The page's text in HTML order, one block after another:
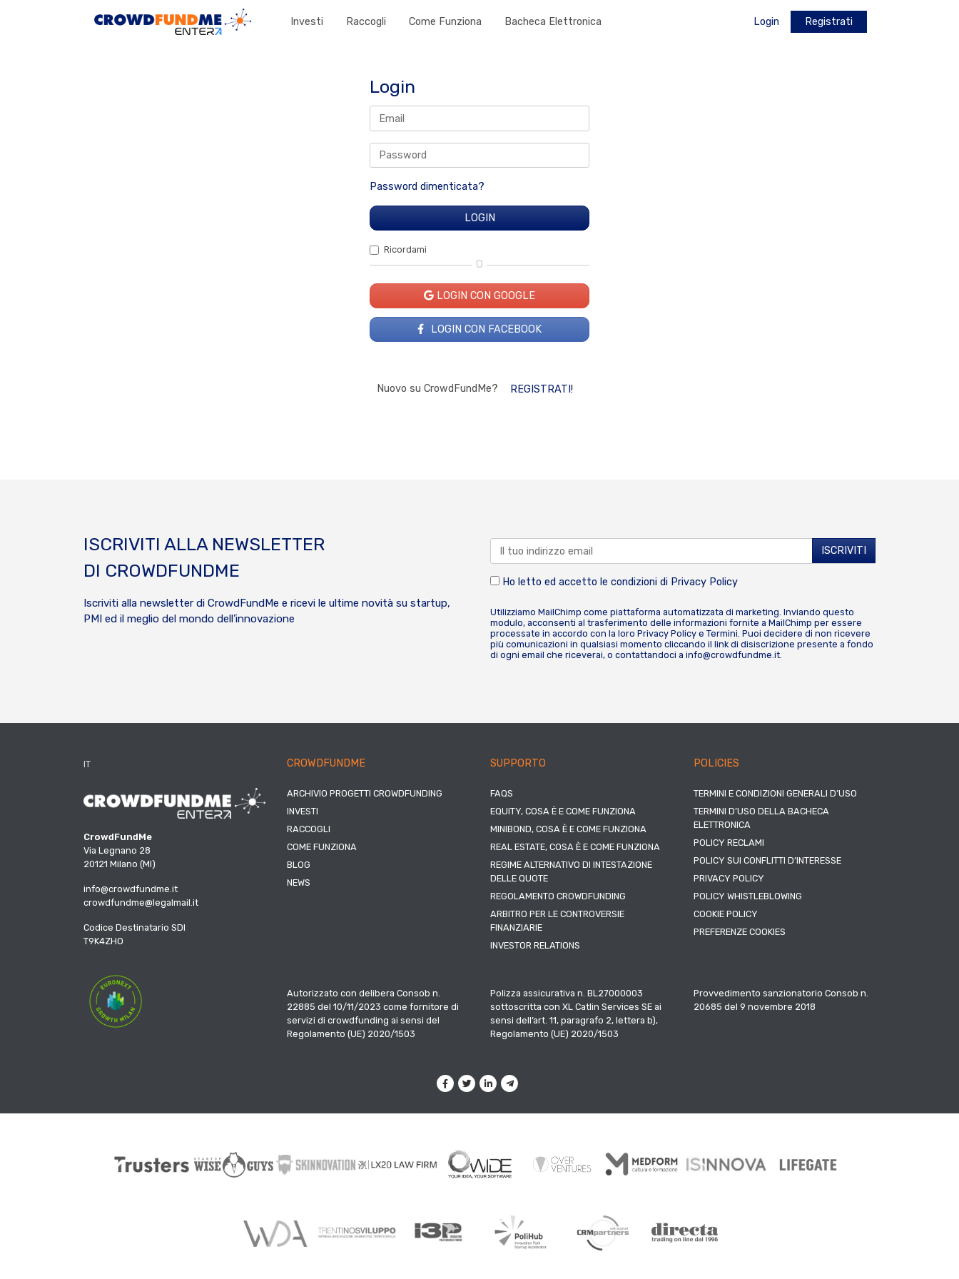
Investi Raccogli Come Funziona Bacheca Elettronica Login Registrati
Login
Password dimenticata?
Ricordami
O
LOGIN CON GOOGLE
LOGIN CON FACEBOOK
Nuovo su CrowdFundMe? REGISTRATI!
ISCRIVITI ALLA NEWSLETTER
DI CROWDFUNDME
Iscriviti alla newsletter di CrowdFundMe e ricevi le ultime novità su startup,
PMI ed il meglio del mondo dell’innovazione
Ho letto ed accetto le condizioni di Privacy Policy
Utilizziamo MailChimp come piattaforma automatizzata di marketing. Inviando questo
modulo, acconsenti al trasferimento delle informazioni fornite a MailChimp per essere
processate in accordo con la loro Privacy Policy e Termini. Puoi decidere di non ricevere
più comunicazioni in qualsiasi momento cliccando il link di disiscrizione presente a fondo
di ogni email che riceverai, o contattandoci a info@crowdfundme.it.
IT
CrowdFundMe
Via Legnano 28
20121 Milano (MI)
info@crowdfundme.it
crowdfundme@legalmail.it
Codice Destinatario SDI
T9K4ZHO
CROWDFUNDME
ARCHIVIO PROGETTI CROWDFUNDING
INVESTI
RACCOGLI
COME FUNZIONA
BLOG
NEWS
SUPPORTO
FAQS
EQUITY, COSA È E COME FUNZIONA
MINIBOND, COSA È E COME FUNZIONA
REAL ESTATE, COSA È E COME FUNZIONA
REGIME ALTERNATIVO DI INTESTAZIONE
DELLE QUOTE
REGOLAMENTO CROWDFUNDING
ARBITRO PER LE CONTROVERSIE
FINANZIARIE
INVESTOR RELATIONS
POLICIES
TERMINI E CONDIZIONI GENERALI D’USO
TERMINI D’USO DELLA BACHECA
ELETTRONICA
POLICY RECLAMI
POLICY SUI CONFLITTI D’INTERESSE
PRIVACY POLICY
POLICY WHISTLEBLOWING
COOKIE POLICY
PREFERENZE COOKIES
Autorizzato con delibera Consob n.
22885 del 10/11/2023 come fornitore di
servizi di crowdfunding ai sensi del
Regolamento (UE) 2020/1503
Polizza assicurativa n. BL27000003
sottoscritta con XL Catlin Services SE ai
sensi dell’art. 11, paragrafo 2, lettera b),
Regolamento (UE) 2020/1503
Provvedimento sanzionatorio Consob n.
20685 del 9 novembre 2018